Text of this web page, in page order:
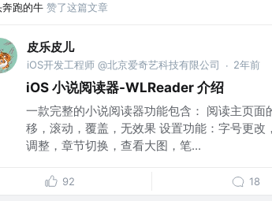
奔跑的牛 赞了这篇文章
皮乐皮儿
iOS开发工程师 @北京爱奇艺科技有限公司 · 2年前
iOS 小说阅读器-WLReader 介绍
一款完整的小说阅读器功能包含： 阅读主页
移，滚动，覆盖，无效果 设置功能：字号更
调整，章节切换，查看大图，笔...
92 18